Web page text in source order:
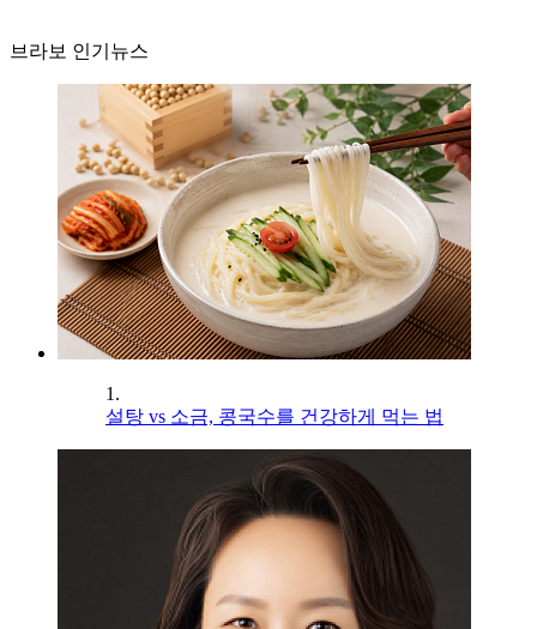
브라보 인기뉴스
1.
설탕 vs 소금, 콩국수를 건강하게 먹는 법